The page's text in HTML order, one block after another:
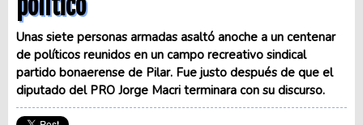
político
Unas siete personas armadas asaltó anoche a un centenar
de políticos reunidos en un campo recreativo sindical
partido bonaerense de Pilar. Fue justo después de que el
diputado del PRO Jorge Macri terminara con su discurso.